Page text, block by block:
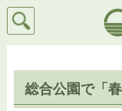
芦
検索
総合公園で「